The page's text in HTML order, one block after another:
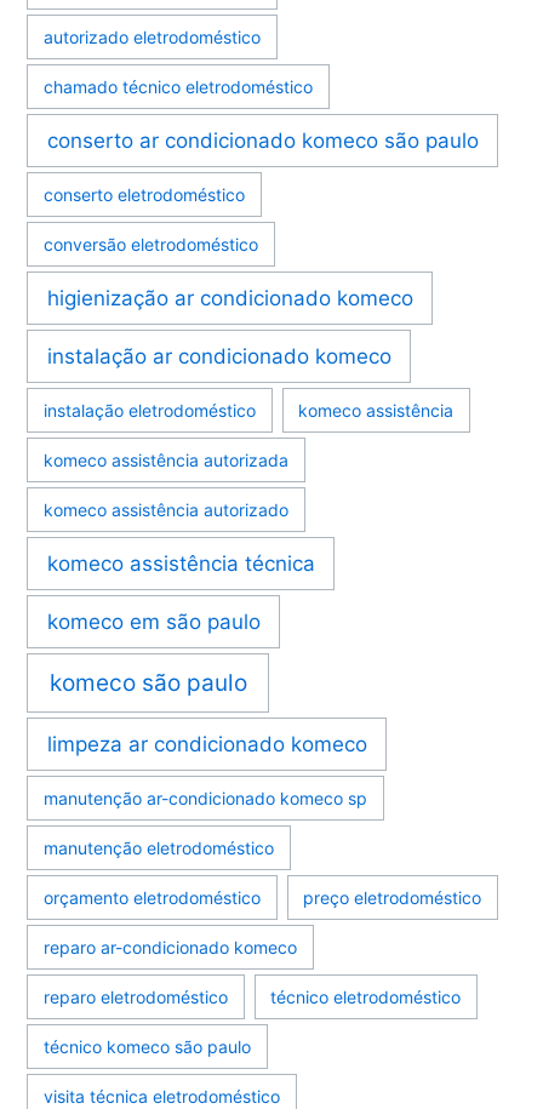
autorizado eletrodoméstico
chamado técnico eletrodoméstico
conserto ar condicionado komeco são paulo
conserto eletrodoméstico
conversão eletrodoméstico
higienização ar condicionado komeco
instalação ar condicionado komeco
instalação eletrodoméstico komeco assistência
komeco assistência autorizada
komeco assistência autorizado
komeco assistência técnica
komeco em são paulo
komeco são paulo
limpeza ar condicionado komeco
manutenção ar-condicionado komeco sp
manutenção eletrodoméstico
orçamento eletrodoméstico preço eletrodoméstico
reparo ar-condicionado komeco
reparo eletrodoméstico técnico eletrodoméstico
técnico komeco são paulo
visita técnica eletrodoméstico